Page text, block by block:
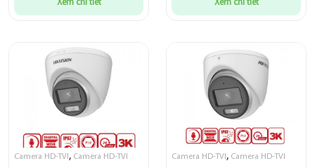
Xem chi tiết Xem chi tiết
Camera HD-TVI , Camera HD-TVI Camera HD-TVI , Camera HD-TVI